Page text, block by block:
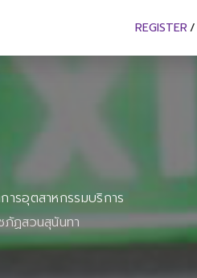
REGISTER /
ารอุตสาหกรรมบริการ
ภัฏสวนสุนันทา